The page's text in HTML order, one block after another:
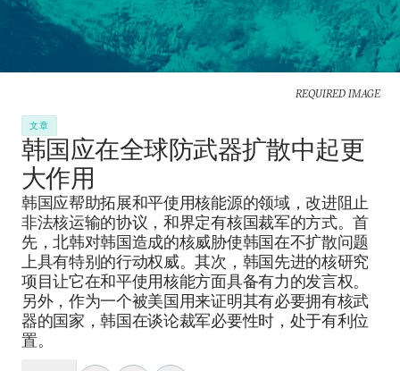
REQUIRED IMAGE
文章
韩国应在全球防武器扩散中起更
大作用
韩国应帮助拓展和平使用核能源的领域，改进阻止
非法核运输的协议，和界定有核国裁军的方式。首
先，北韩对韩国造成的核威胁使韩国在不扩散问题
上具有特别的行动权威。其次，韩国先进的核研究
项目让它在和平使用核能方面具备有力的发言权。
另外，作为一个被美国用来证明其有必要拥有核武
器的国家，韩国在谈论裁军必要性时，处于有利位
置。